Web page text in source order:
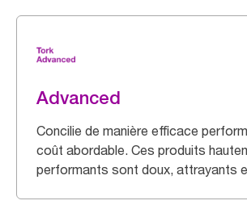
Advanced
Concilie de manière efficace
coût abordable. Ces produits
performants sont doux, attrayants